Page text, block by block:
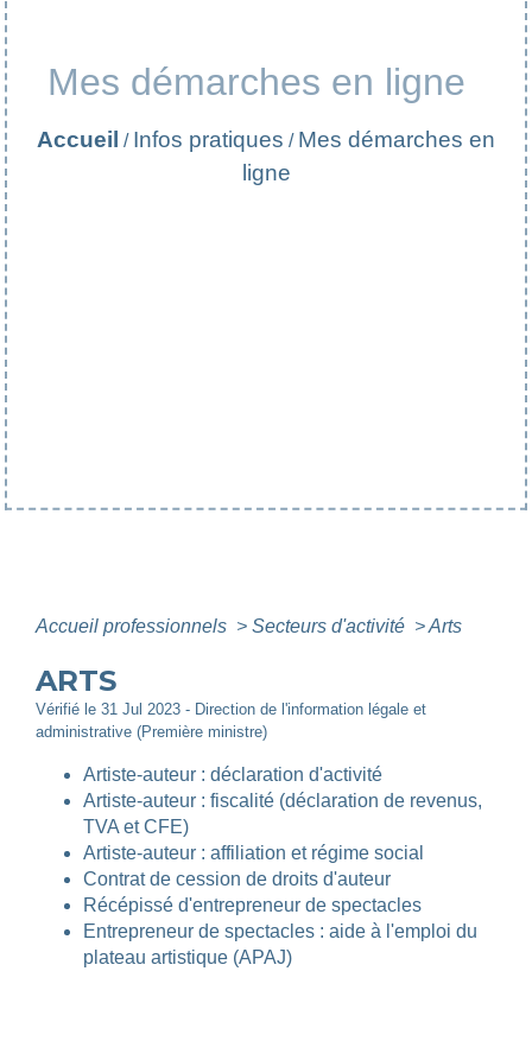
Mes démarches en ligne
Accueil / Infos pratiques / Mes démarches en
ligne
Accueil professionnels > Secteurs d'activité >Arts
ARTS
Vérifié le 31 Jul 2023 - Direction de l'information légale et
administrative (Première ministre)
Artiste-auteur : déclaration d'activité
Artiste-auteur : fiscalité (déclaration de revenus,
TVA et CFE)
Artiste-auteur : affiliation et régime social
Contrat de cession de droits d'auteur
Récépissé d'entrepreneur de spectacles
Entrepreneur de spectacles : aide à l'emploi du
plateau artistique (APAJ)